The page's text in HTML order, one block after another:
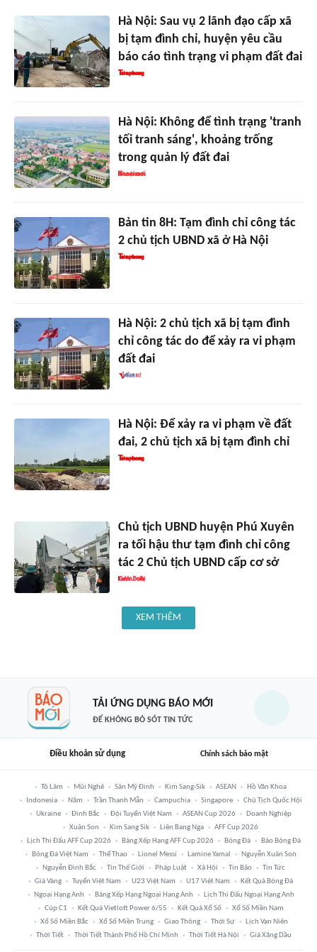
Hà Nội: Sau vụ 2 lãnh đạo cấp xã
bị tạm đình chỉ, huyện yêu cầu
báo cáo tình trạng vi phạm đất đai
Hà Nội: Không để tình trạng 'tranh
tối tranh sáng', khoảng trống
trong quản lý đất đai
Bản tin 8H: Tạm đình chỉ công tác
2 chủ tịch UBND xã ở Hà Nội
Hà Nội: 2 chủ tịch xã bị tạm đình
chỉ công tác do để xảy ra vi phạm
đất đai
Hà Nội: Để xảy ra vi phạm về đất
đai, 2 chủ tịch xã bị tạm đình chỉ
Chủ tịch UBND huyện Phú Xuyên
ra tối hậu thư tạm đình chỉ công
tác 2 Chủ tịch UBND cấp cơ sở
XEM THÊM
TẢI ỨNG DỤNG BÁO MỚI
ĐỂ KHÔNG BỎ SÓT TIN TỨC
Điều khoản sử dụng Chính sách bảo mật
Tô Lâm Mũi Nghê Sân Mỹ Đình Kim Sang-Sik ASEAN
Hồ Văn Khoa
Indonesia
Năm Trần Thanh Mẫn Campuchia Singapore
Chủ Tịch Quốc Hội
Ukraine
Đình Bắc Đội Tuyển Việt Nam ASEAN Cup 2026
Doanh Nghiệp
Xuân Son
Kim Sang Sik Liên Bang Nga
AFF Cup 2026
Lịch Thi Đấu AFF Cup 2026
Bảng Xếp Hạng AFF Cup 2026 Bóng Đá
Báo Bóng Đá
Bóng Đá Việt Nam
Thể Thao Lionel Messi Lamine Yamal
Nguyễn Xuân Son
Nguyễn Đình Bắc
Tin Thế Giới Pháp Luật Xã Hội Tin Bão
Tin Tức
Giá Vàng
Tuyển Việt Nam U23 Việt Nam U17 Việt Nam
Kết Quả Bóng Đá
Ngoại Hạng Anh
Bảng Xếp Hạng Ngoại Hạng Anh
Lịch Thi Đấu Ngoại Hạng Anh
Cúp C1
Kết Quả Vietlott Power 6/55 Kết Quả Xổ Số
Xổ Số Miền Nam
Xổ Số Miền Bắc
Xổ Số Miền Trung Giao Thông Thời Sự
Lịch Vạn Niên
Thời Tiết
Thời Tiết Thành Phố Hồ Chí Minh Thời Tiết Hà Nội Giá Xăng Dầu